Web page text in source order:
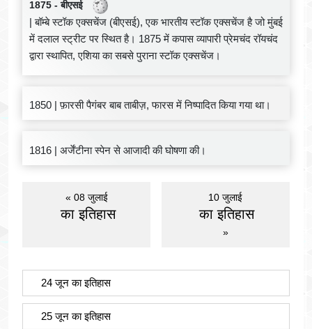
1875 - बीएसई
| बॉम्बे स्टॉक एक्सचेंज (बीएसई), एक भारतीय स्टॉक एक्सचेंज है जो मुंबई
में दलाल स्ट्रीट पर स्थित है। 1875 में कपास व्यापारी प्रेमचंद रॉयचंद
द्वारा स्थापित, एशिया का सबसे पुराना स्टॉक एक्सचेंज।
1850 | फ़ारसी पैगंबर बाब ताबीज़, फारस में निष्पादित किया गया था।
1816 | अर्जेंटीना स्पेन से आजादी की घोषणा की।
« 08 जुलाई
का इतिहास
10 जुलाई
का इतिहास
»
24 जून का इतिहास
25 जून का इतिहास